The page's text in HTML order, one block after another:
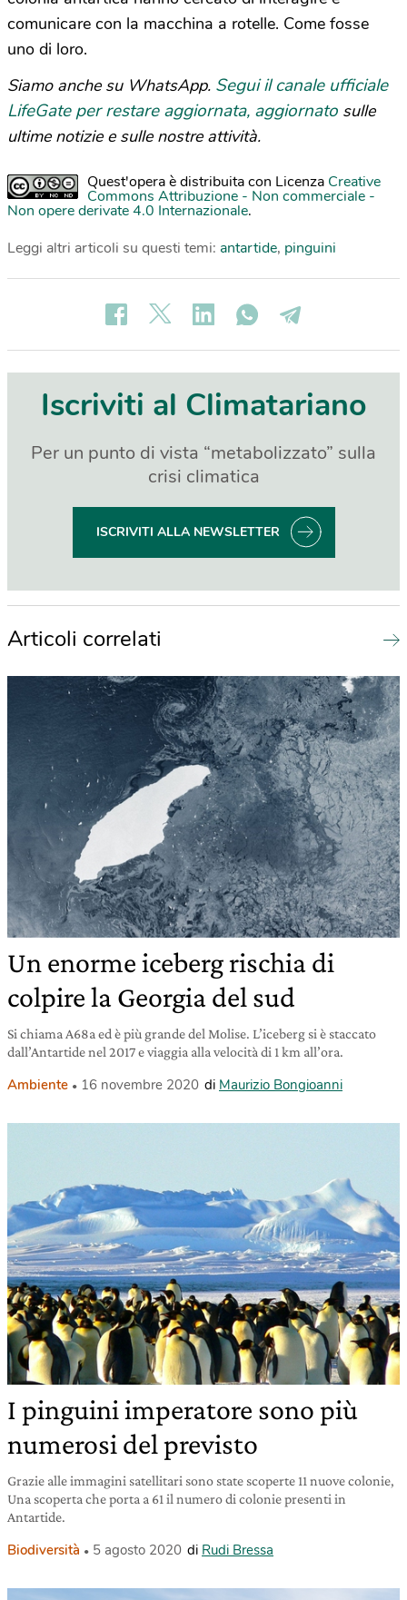
comunicare con la macchina a rotelle. Come fosse
uno di loro.
Siamo anche su WhatsApp. Segui il canale ufficiale
LifeGate per restare aggiornata, aggiornato sulle
ultime notizie e sulle nostre attività.
Quest'opera è distribuita con Licenza Creative
Commons Attribuzione - Non commerciale -
Non opere derivate 4.0 Internazionale.
Leggi altri articoli su questi temi: antartide, pinguini
Iscriviti al Climatariano
Per un punto di vista “metabolizzato” sulla
crisi climatica
ISCRIVITI ALLA NEWSLETTER
Articoli correlati
Un enorme iceberg rischia di
colpire la Georgia del sud
Si chiama A68a ed è più grande del Molise. L’iceberg si è staccato
dall’Antartide nel 2017 e viaggia alla velocità di 1 km all’ora.
Ambiente 16 novembre 2020 di Maurizio Bongioanni
I pinguini imperatore sono più
numerosi del previsto
Grazie alle immagini satellitari sono state scoperte 11 nuove colonie,
Una scoperta che porta a 61 il numero di colonie presenti in
Antartide.
Biodiversità 5 agosto 2020 di Rudi Bressa